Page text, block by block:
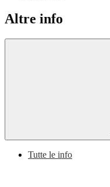
Altre info
Tutte le info